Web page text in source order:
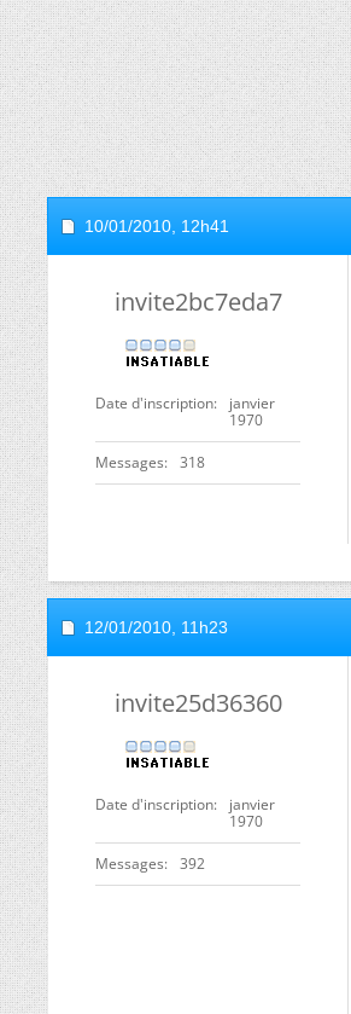
10/01/2010, 12h41
invite2bc7eda7
Date d'inscription
janvier
1970
Messages 318
12/01/2010, 11h23
invite25d36360
Date d'inscription
janvier
1970
Messages 392